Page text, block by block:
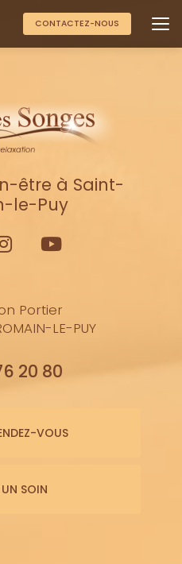
CONTACTEZ-NOUS
être à Saint-
le-Puy
Portier
LE-PUY
20 80
VOUS
SOIN